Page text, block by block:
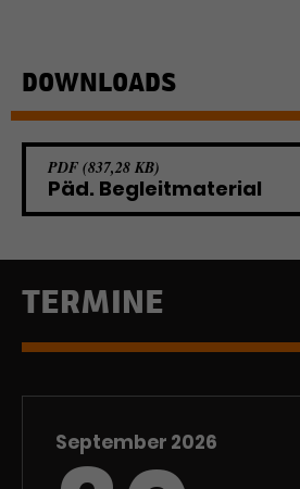
DOWNLOADS
PDF (837,28 KB)
Päd. Begleitmaterial
TERMINE
September 2026